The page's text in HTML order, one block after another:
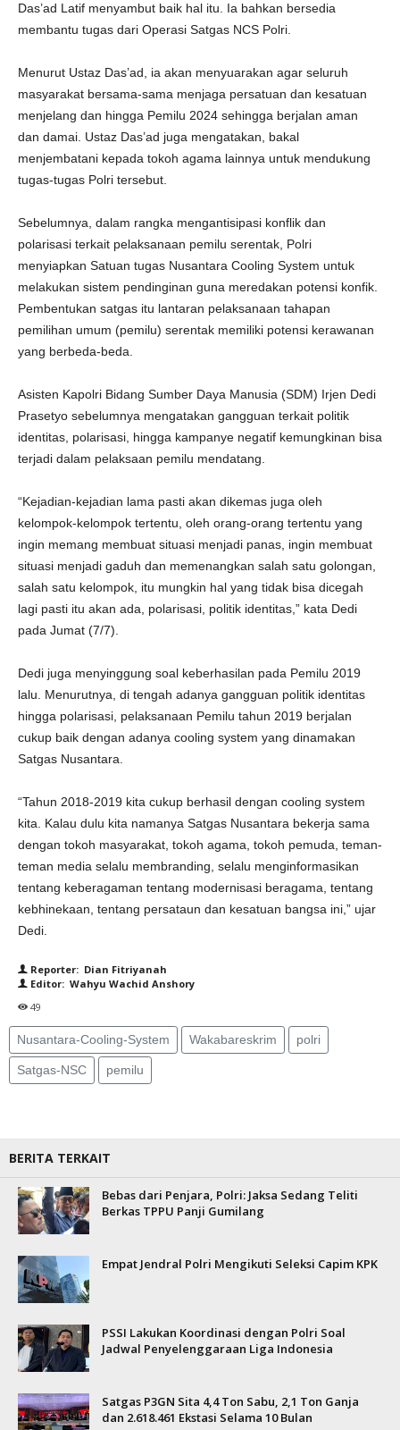
Das’ad Latif menyambut baik hal itu. Ia bahkan bersedia
membantu tugas dari Operasi Satgas NCS Polri.
Menurut Ustaz Das’ad, ia akan menyuarakan agar seluruh
masyarakat bersama-sama menjaga persatuan dan kesatuan
menjelang dan hingga Pemilu 2024 sehingga berjalan aman
dan damai. Ustaz Das’ad juga mengatakan, bakal
menjembatani kepada tokoh agama lainnya untuk mendukung
tugas-tugas Polri tersebut.
Sebelumnya, dalam rangka mengantisipasi konflik dan
polarisasi terkait pelaksanaan pemilu serentak, Polri
menyiapkan Satuan tugas Nusantara Cooling System untuk
melakukan sistem pendinginan guna meredakan potensi konfik.
Pembentukan satgas itu lantaran pelaksanaan tahapan
pemilihan umum (pemilu) serentak memiliki potensi kerawanan
yang berbeda-beda.
Asisten Kapolri Bidang Sumber Daya Manusia (SDM) Irjen Dedi
Prasetyo sebelumnya mengatakan gangguan terkait politik
identitas, polarisasi, hingga kampanye negatif kemungkinan bisa
terjadi dalam pelaksaan pemilu mendatang.
“Kejadian-kejadian lama pasti akan dikemas juga oleh
kelompok-kelompok tertentu, oleh orang-orang tertentu yang
ingin memang membuat situasi menjadi panas, ingin membuat
situasi menjadi gaduh dan memenangkan salah satu golongan,
salah satu kelompok, itu mungkin hal yang tidak bisa dicegah
lagi pasti itu akan ada, polarisasi, politik identitas,” kata Dedi
pada Jumat (7/7).
Dedi juga menyinggung soal keberhasilan pada Pemilu 2019
lalu. Menurutnya, di tengah adanya gangguan politik identitas
hingga polarisasi, pelaksanaan Pemilu tahun 2019 berjalan
cukup baik dengan adanya cooling system yang dinamakan
Satgas Nusantara.
“Tahun 2018-2019 kita cukup berhasil dengan cooling system
kita. Kalau dulu kita namanya Satgas Nusantara bekerja sama
dengan tokoh masyarakat, tokoh agama, tokoh pemuda, teman-
teman media selalu membranding, selalu menginformasikan
tentang keberagaman tentang modernisasi beragama, tentang
kebhinekaan, tentang persataun dan kesatuan bangsa ini,” ujar
Dedi.
Reporter: Dian Fitriyanah
Editor: Wahyu Wachid Anshory
49
Nusantara-Cooling-System Wakabareskrim polri
Satgas-NSC pemilu
BERITA TERKAIT
Bebas dari Penjara, Polri: Jaksa Sedang Teliti
Berkas TPPU Panji Gumilang
Empat Jendral Polri Mengikuti Seleksi Capim KPK
PSSI Lakukan Koordinasi dengan Polri Soal
Jadwal Penyelenggaraan Liga Indonesia
Satgas P3GN Sita 4,4 Ton Sabu, 2,1 Ton Ganja
dan 2.618.461 Ekstasi Selama 10 Bulan